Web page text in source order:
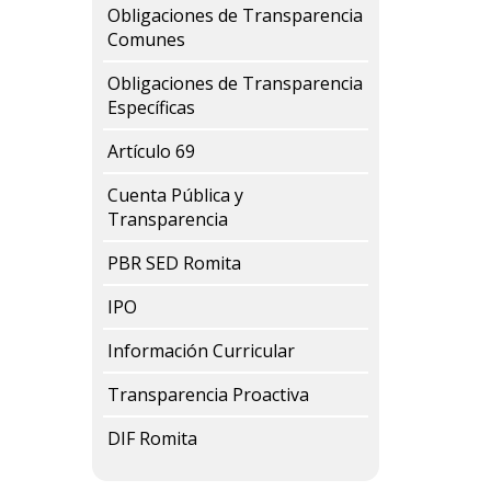
Obligaciones de Transparencia
Comunes
Obligaciones de Transparencia
Específicas
Artículo 69
Cuenta Pública y
Transparencia
PBR SED Romita
IPO
Información Curricular
Transparencia Proactiva
DIF Romita